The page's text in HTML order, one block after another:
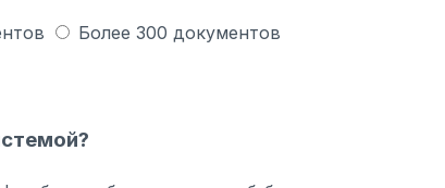
Более 300 документов